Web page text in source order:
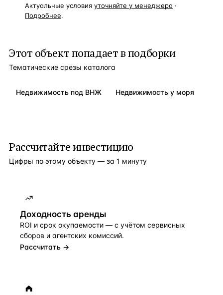
Актуальные условия уточняйте у менеджера ·
Подробнее.
Этот объект попадает в подборки
Тематические срезы каталога
Недвижимость под ВНЖ Недвижимость у моря
Рассчитайте инвестицию
Цифры по этому объекту — за 1 минуту
Доходность аренды
ROI и срок окупаемости — с учётом сервисных
сборов и агентских комиссий.
Рассчитать →